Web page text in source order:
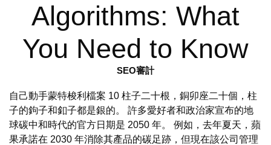
Algorithms: What
You Need to Know
SEO審計
自己動手蒙特梭利檔案 10 柱子二十根，銅卯座二十個，柱
子的鉤子和釦子都是銀的。 許多愛好者和政治家宣布的地
球碳中和時代的官方日期是 2050 年。 例如，去年夏天，蘋
果承諾在 2030 年消除其產品的碳足跡，但現在該公司管理